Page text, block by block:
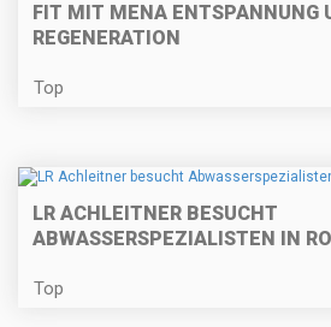
FIT MIT MENA ENTSPANNUNG
REGENERATION
Top
LR ACHLEITNER BESUCHT
ABWASSERSPEZIALISTEN IN
Top